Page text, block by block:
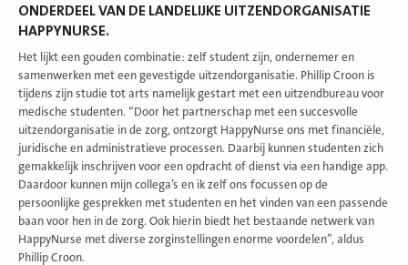
ONDERDEEL VAN DE LANDELIJKE UITZENDORGANISATIE
HAPPYNURSE.
Het lijkt een gouden combinatie: zelf student zijn, ondernemer en
samenwerken met een gevestigde uitzendorganisatie. Phillip Croon is
tijdens zijn studie tot arts namelijk gestart met een uitzendbureau voor
medische studenten. “Door het partnerschap met een succesvolle
uitzendorganisatie in de zorg, ontzorgt HappyNurse ons met financiële,
juridische en administratieve processen. Daarbij kunnen studenten zich
gemakkelijk inschrijven voor een opdracht of dienst via een handige app.
Daardoor kunnen mijn collega’s en ik zelf ons focussen op de
persoonlijke gesprekken met studenten en het vinden van een passende
baan voor hen in de zorg. Ook hierin biedt het bestaande netwerk van
HappyNurse met diverse zorginstellingen enorme voordelen”, aldus
Phillip Croon.